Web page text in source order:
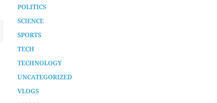
LOCAL NEWS
NATIONAL
POLITICS
SCIENCE
SPORTS
TECH
TECHNOLOGY